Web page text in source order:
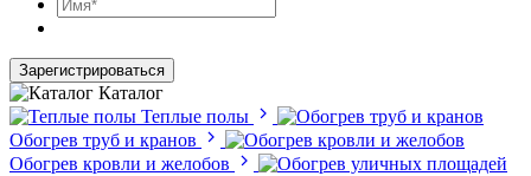
Зарегистрироваться
Каталог
Теплые полы
Обогрев труб и кранов
Обогрев кровли и желобов